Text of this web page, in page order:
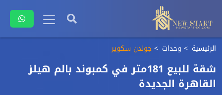
الرئيسية وحدات جولدن سكوير
شقة للبيع 181متر في كمبوند بالم هيلز
القاهرة الجديدة